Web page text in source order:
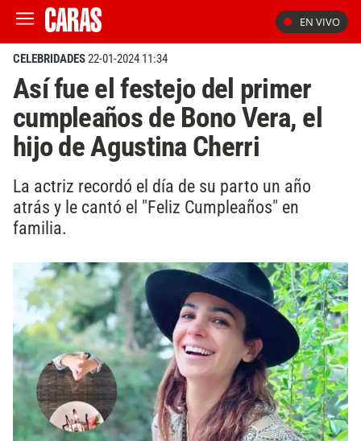
EN VIVO
CELEBRIDADES22-01-2024 11:34
Así fue el festejo del primer
cumpleaños de Bono Vera, el
hijo de Agustina Cherri
La actriz recordó el día de su parto un año
atrás y le cantó el "Feliz Cumpleaños" en
familia.